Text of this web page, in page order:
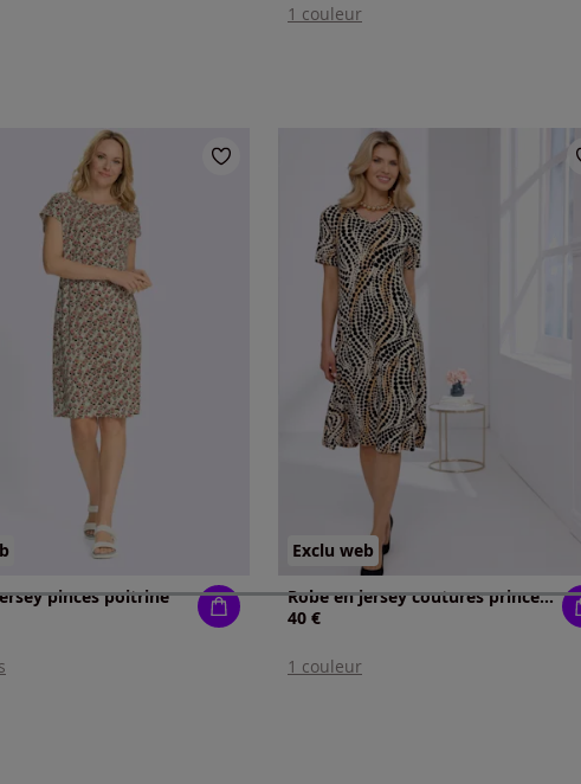
1 couleur
pinces poitrine
Exclu web
Robe en jersey coutures princesse structurantes
40 €
1 couleur